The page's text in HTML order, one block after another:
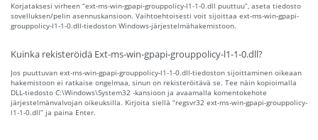
Korjataksesi virheen “ext-ms-win-gpapi-grouppolicy-l1-1-0.dll puuttuu”, aseta tiedosto
sovelluksen/pelin asennuskansioon. Vaihtoehtoisesti voit sijoittaa ext-ms-win-gpapi-
grouppolicy-l1-1-0.dll-tiedoston Windows-järjestelmähakemistoon.
Kuinka rekisteröidä Ext-ms-win-gpapi-grouppolicy-l1-1-0.dll?
Jos puuttuvan ext-ms-win-gpapi-grouppolicy-l1-1-0.dll-tiedoston sijoittaminen oikeaan
hakemistoon ei ratkaise ongelmaa, sinun on rekisteröitävä se. Tee näin kopioimalla
DLL-tiedosto C:\Windows\System32 -kansioon ja avaamalla komentokehote
järjestelmänvalvojan oikeuksilla. Kirjoita siellä “regsvr32 ext-ms-win-gpapi-grouppolicy-
l1-1-0.dll” ja paina Enter.